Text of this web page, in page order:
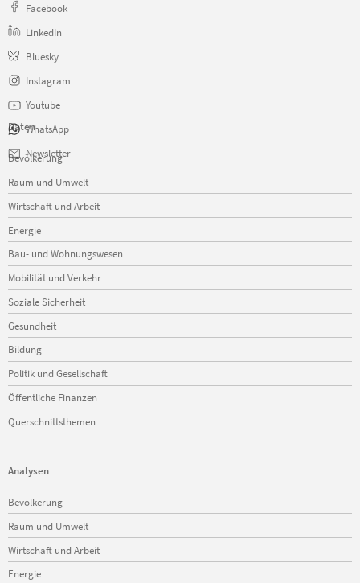
Facebook
LinkedIn
Bluesky
Instagram
Youtube
WhatsApp
Newsletter
Daten
Navigation
überspringen
Bevölkerung
Raum und Umwelt
Wirtschaft und Arbeit
Energie
Bau- und Wohnungswesen
Mobilität und Verkehr
Soziale Sicherheit
Gesundheit
Bildung
Politik und Gesellschaft
Öffentliche Finanzen
Querschnittsthemen
Analysen
Navigation
überspringen
Bevölkerung
Raum und Umwelt
Wirtschaft und Arbeit
Energie